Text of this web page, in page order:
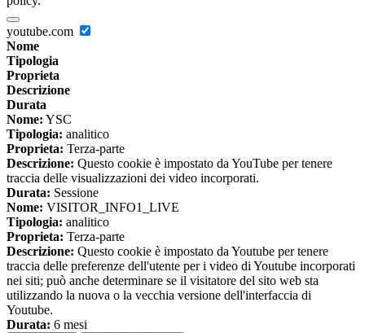
youtube.com
Nome
Tipologia
Proprieta
Descrizione
Durata
Nome: YSC
Tipologia: analitico
Proprieta: Terza-parte
Descrizione: Questo cookie è impostato da YouTube per tenere
traccia delle visualizzazioni dei video incorporati.
Durata: Sessione
Nome: VISITOR_INFO1_LIVE
Tipologia: analitico
Proprieta: Terza-parte
Descrizione: Questo cookie è impostato da Youtube per tenere
traccia delle preferenze dell'utente per i video di Youtube incorporati
nei siti; può anche determinare se il visitatore del sito web sta
utilizzando la nuova o la vecchia versione dell'interfaccia di
Youtube.
Durata: 6 mesi